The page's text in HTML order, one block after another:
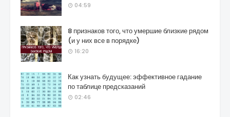
04:59
8 признаков того, что умершие близкие рядом
(и у них все в порядке)
16:20
Как узнать будущее: эффективное гадание
по таблице предсказаний
02:46